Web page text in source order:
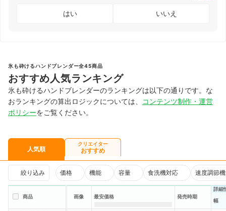
はい いいえ
氷も砕けるハンドブレンダー全45商品
おすすめ人気ランキング
氷も砕けるハンドブレンダーのランキングは以下の通りです。な
おランキングの算出ロジックについては、
コンテンツ制作・運営
ポリシーをご覧ください。
人気順
クリエイター
おすすめ
絞り込み 価格 機能 容量 食洗機対応 速度調節
商品 画像 最安価格 発売時期
詳細
幅